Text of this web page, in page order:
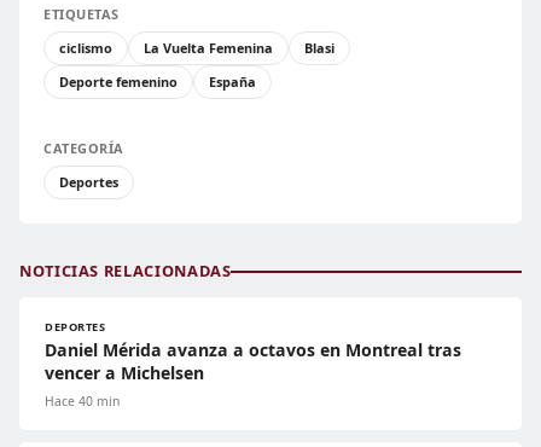
ETIQUETAS
ciclismo
La Vuelta Femenina
Blasi
Deporte femenino
España
CATEGORÍA
Deportes
NOTICIAS RELACIONADAS
DEPORTES
Daniel Mérida avanza a octavos en Montreal tras
vencer a Michelsen
Hace 40 min